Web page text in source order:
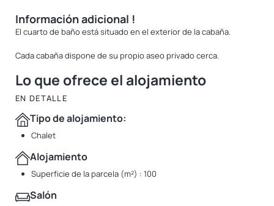
Información adicional !
El cuarto de baño está situado en el exterior de la cabaña.
Cada cabaña dispone de su propio aseo privado cerca.
Lo que ofrece el alojamiento
EN DETALLE
Tipo de alojamiento:
Chalet
Alojamiento
Superficie de la parcela (m²) : 100
Salón